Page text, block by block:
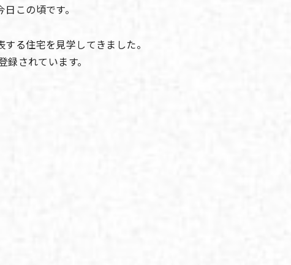
この頃です。
る住宅を見学してきました。
されています。